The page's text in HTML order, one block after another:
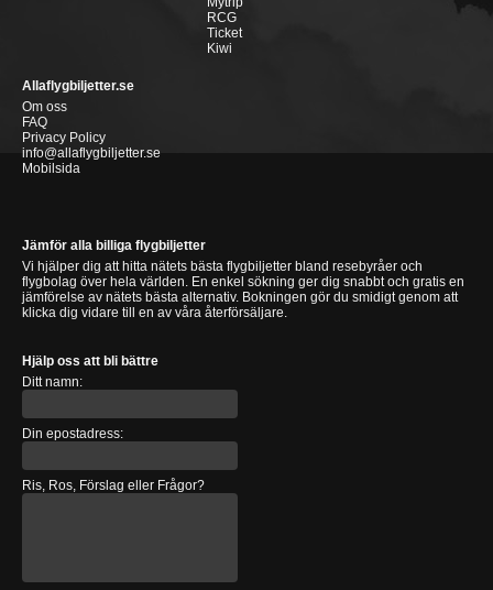
RCG
Ticket
Kiwi
Allaflygbiljetter.se
Om oss
FAQ
Privacy Policy
info@allaflygbiljetter.se
Mobilsida
Jämför alla billiga flygbiljetter
Vi hjälper dig att hitta nätets bästa flygbiljetter bland resebyråer och
flygbolag över hela världen. En enkel sökning ger dig snabbt och gratis en
jämförelse av nätets bästa alternativ. Bokningen gör du smidigt genom att
klicka dig vidare till en av våra återförsäljare.
Hjälp oss att bli bättre
Ditt namn:
Din epostadress:
Ris, Ros, Förslag eller Frågor?